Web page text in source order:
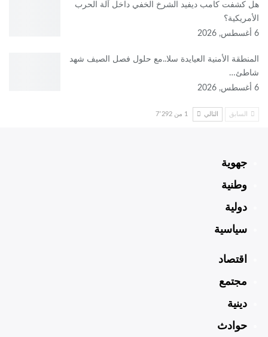
هل كشفت كامب ديفيد الشرخ الخفي داخل آلة الحرب
الأمريكية؟
6 أغسطس, 2026
‏المنطقة الأمنية العيايدة سلا..مع حلول فصل الصيف شهد
شاطئ…
6 أغسطس, 2026
السابق التالي 1 من 7٬292
جهوية
وطنية
دولية
سياسية
اقتصاد
مجتمع
دينية
حوادث